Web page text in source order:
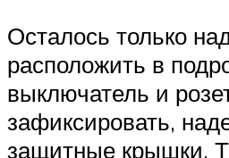
Осталось только
расположить в
выключатель и
зафиксировать,
защитные крышки.